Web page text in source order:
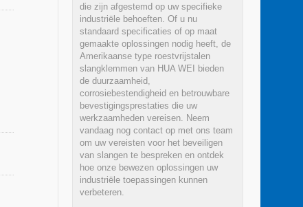
die zijn afgestemd op uw specifieke
industriële behoeften. Of u nu
standaard specificaties of op maat
gemaakte oplossingen nodig heeft, de
Amerikaanse type roestvrijstalen
slangklemmen van HUA WEI bieden
de duurzaamheid,
corrosiebestendigheid en betrouwbare
bevestigingsprestaties die uw
werkzaamheden vereisen. Neem
vandaag nog contact op met ons team
om uw vereisten voor het beveiligen
van slangen te bespreken en ontdek
hoe onze bewezen oplossingen uw
industriële toepassingen kunnen
verbeteren.